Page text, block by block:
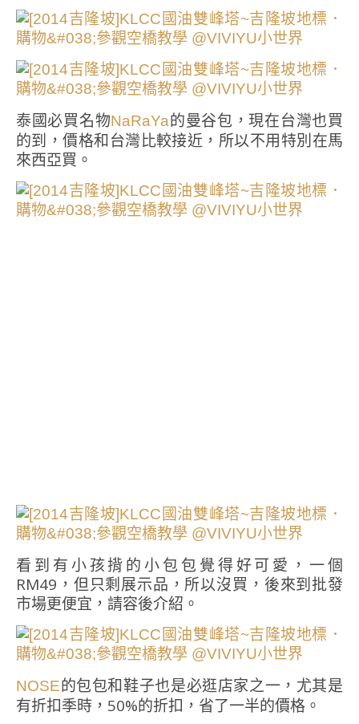
泰國必買名物NaRaYa的曼谷包，現在台灣也買
的到，價格和台灣比較接近，所以不用特別在馬
來西亞買。
看到有小孩揹的小包包覺得好可愛，一個
RM49，但只剩展示品，所以沒買，後來到批發
市場更便宜，請容後介紹。
NOSE的包包和鞋子也是必逛店家之一，尤其是
有折扣季時，50%的折扣，省了一半的價格。